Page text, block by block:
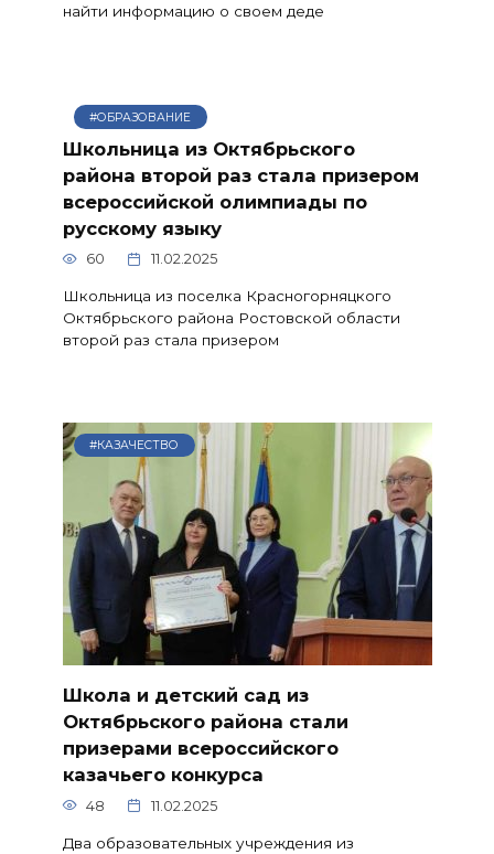
найти информацию о своем деде
#ОБРАЗОВАНИЕ
Школьница из Октябрьского
района второй раз стала призером
всероссийской олимпиады по
русскому языку
60 11.02.2025
Школьница из поселка Красногорняцкого
Октябрьского района Ростовской области
второй раз стала призером
#КАЗАЧЕСТВО
Школа и детский сад из
Октябрьского района стали
призерами всероссийского
казачьего конкурса
48 11.02.2025
Два образовательных учреждения из